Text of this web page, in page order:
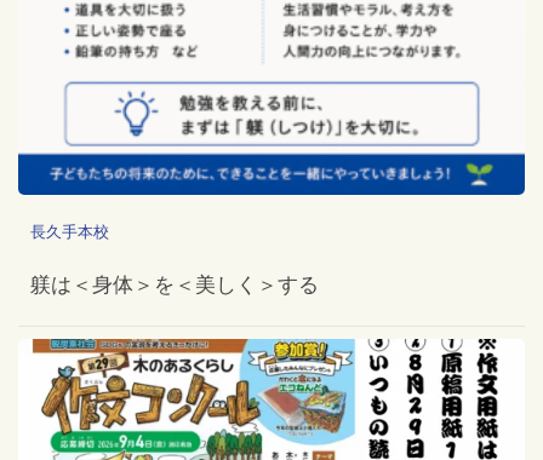
長久手本校
躾は＜身体＞を＜美しく＞する